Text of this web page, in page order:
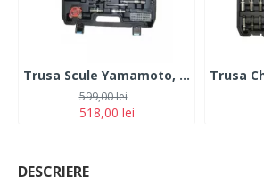
Trusa Scule Yamamoto, 92 Piese
518,00 lei
599,00 lei
DESCRIERE